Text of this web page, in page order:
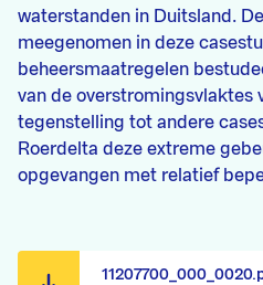
waterstanden in Duitsland.
meegenomen in deze
beheersmaatregelen
van de overstromingsvlaktes
tegenstelling tot andere
Roerdelta deze extreme
opgevangen met relatief